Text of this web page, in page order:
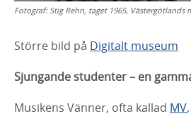
Fotograf:Stig Rehn, taget 1965, Västergötlands
Större bild på Digitalt museum
Sjungande studenter – en
Musikens Vänner, ofta kallad MV